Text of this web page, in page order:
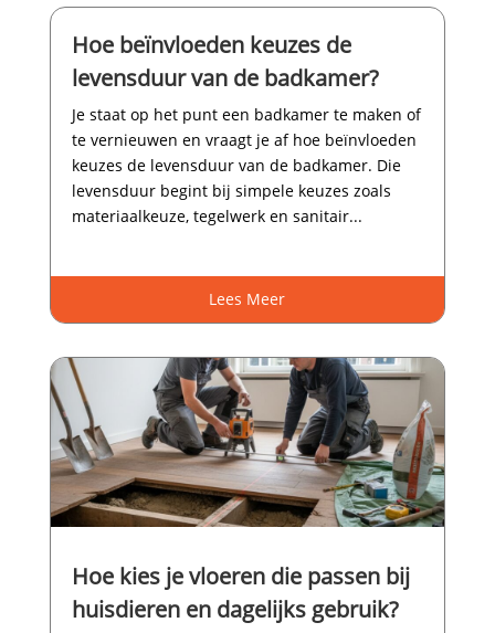
Hoe beïnvloeden keuzes de
levensduur van de badkamer?
Je staat op het punt een badkamer te maken of
te vernieuwen en vraagt je af hoe beïnvloeden
keuzes de levensduur van de badkamer.​ Die
levensduur begint bij simpele keuzes zoals
materiaalkeuze, tegelwerk en sanitair...
Lees Meer
Hoe kies je vloeren die passen bij
huisdieren en dagelijks gebruik?